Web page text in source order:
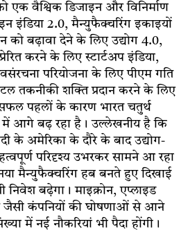
एक वैश्विक डिजाइन और विनिर्माण
इंडिया 2.0, मैन्युफैक्चरिंग इकाइयों
को बढ़ावा देने के लिए उद्योग 4.0,
करने के लिए स्टार्टअप इंडिया,
परियोजना के लिए पीएम गति
तकनीकी शक्ति प्रदान करने के लिए
पहलों के कारण भारत चतुर्थ
में आगे बढ़ रहा है। उल्लेखनीय है कि
के अमेरिका के दौरे के बाद उद्योग-
परिदृश्य उभरकर सामने आ रहा
मैन्युफैक्चरिंग हब बनते हुए दिखाई
निवेश बढ़ेगा। माइक्रोन, एप्लाइड
जैसी कंपनियों की घोषणाओं से आने
में नई नौकरियां भी पैदा होंगी।